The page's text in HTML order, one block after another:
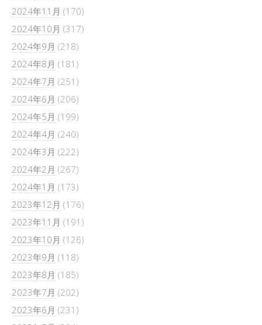
2024年11月 (170)
2024年10月 (317)
2024年9月 (218)
2024年8月 (181)
2024年7月 (251)
2024年6月 (206)
2024年5月 (199)
2024年4月 (240)
2024年3月 (222)
2024年2月 (267)
2024年1月 (173)
2023年12月 (176)
2023年11月 (191)
2023年10月 (126)
2023年9月 (118)
2023年8月 (185)
2023年7月 (202)
2023年6月 (231)